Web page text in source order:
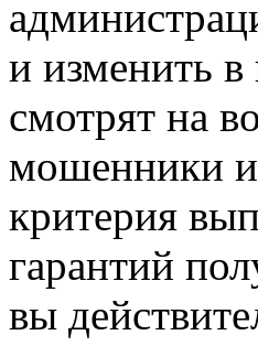
и изменить
смотрят на
мошенники
критерия
гарантий
вы